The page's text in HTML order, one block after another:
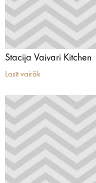
Stacija Vaivari Kitchen
Lasīt vairāk